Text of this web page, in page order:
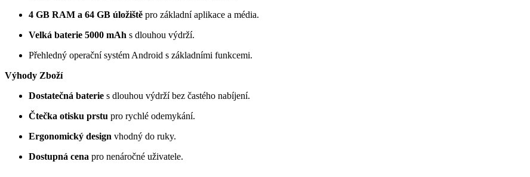
4 GB RAM a 64 GB úložiště pro základní aplikace a média.
Velká baterie 5000 mAh s dlouhou výdrží.
Přehledný operační systém Android s základními funkcemi.
Výhody Zboží
Dostatečná baterie s dlouhou výdrží bez častého nabíjení.
Čtečka otisku prstu pro rychlé odemykání.
Ergonomický design vhodný do ruky.
Dostupná cena pro nenáročné uživatele.